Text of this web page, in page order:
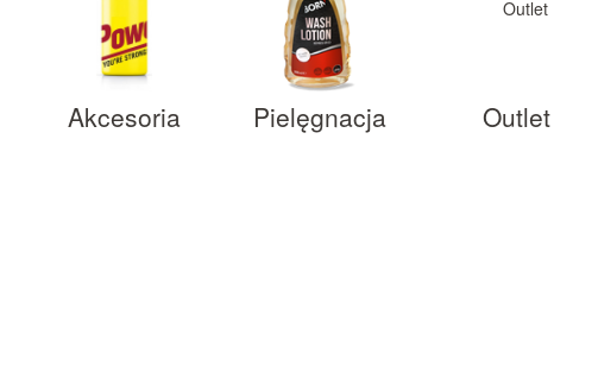
Akcesoria Pielęgnacja Outlet